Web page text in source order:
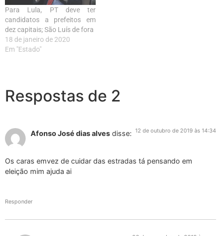
Para Lula, PT deve ter
candidatos a prefeitos em
dez capitais; São Luís de fora
18 de janeiro de 2020
Em "Estado"
Respostas de 2
Afonso José dias alves disse: 12 de outubro de 2019 às 14:34
Os caras emvez de cuidar das estradas tá pensando em
eleição mim ajuda ai
Responder